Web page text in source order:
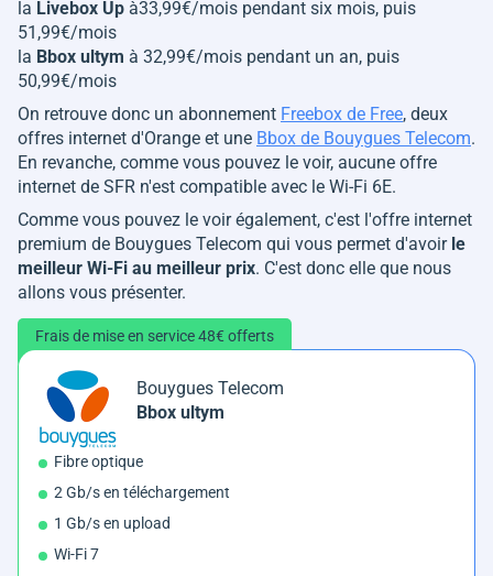
la Livebox Up à33,99€/mois pendant six mois, puis
51,99€/mois
la Bbox ultym à 32,99€/mois pendant un an, puis
50,99€/mois
On retrouve donc un abonnement Freebox de Free, deux
offres internet d'Orange et une Bbox de Bouygues Telecom.
En revanche, comme vous pouvez le voir, aucune offre
internet de SFR n'est compatible avec le Wi-Fi 6E.
Comme vous pouvez le voir également, c'est l'offre internet
premium de Bouygues Telecom qui vous permet d'avoir le
meilleur Wi-Fi au meilleur prix. C'est donc elle que nous
allons vous présenter.
Frais de mise en service 48€ offerts
Bouygues Telecom
Bbox ultym
Fibre optique
2 Gb/s en téléchargement
1 Gb/s en upload
Wi-Fi 7